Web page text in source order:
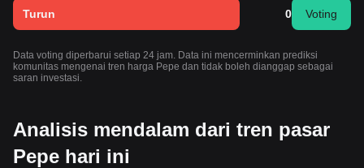
Turun 0 Voting
Data voting diperbarui setiap 24 jam. Data ini mencerminkan prediksi
komunitas mengenai tren harga Pepe dan tidak boleh dianggap sebagai
saran investasi.
Analisis mendalam dari tren pasar
Pepe hari ini